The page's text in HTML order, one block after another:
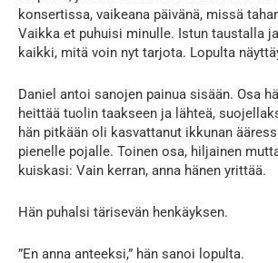
konsertissa, vaikeana päivänä, missä
Vaikka et puhuisi minulle. Istun taustalla
kaikki, mitä voin nyt tarjota. Lopulta
Daniel antoi sanojen painua sisään. Osa
heittää tuolin taakseen ja lähteä,
hän pitkään oli kasvattanut ikkunan
pienelle pojalle. Toinen osa, hiljainen
kuiskasi: Vain kerran, anna hänen yrittää.
Hän puhalsi tärisevän henkäyksen.
”En anna anteeksi,” hän sanoi lopulta.